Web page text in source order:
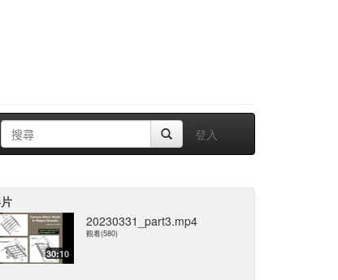
登入
30:10
20230331_part3.mp4
觀看(580)